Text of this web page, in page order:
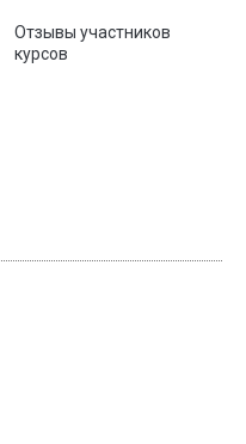
Отзывы участников
курсов